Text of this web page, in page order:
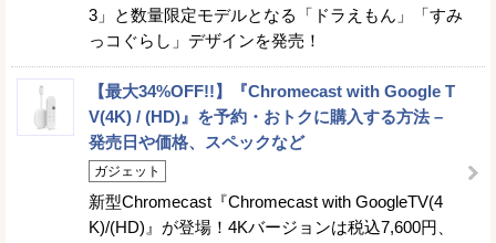
3」と数量限定モデルとなる「ドラえもん」「すみ
っコぐらし」デザインを発売！
【最大34%OFF!!】『Chromecast with Google T
V(4K) / (HD)』を予約・おトクに購入する方法 –
発売日や価格、スペックなど
ガジェット
新型Chromecast『Chromecast with GoogleTV(4
K)/(HD)』が登場！4Kバージョンは税込7,600円、